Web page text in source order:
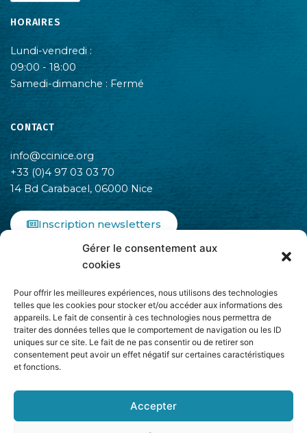
Gérer le consentement aux
cookies
Pour offrir les meilleures expériences, nous utilisons des technologies
telles que les cookies pour stocker et/ou accéder aux informations des
appareils. Le fait de consentir à ces technologies nous permettra de
traiter des données telles que le comportement de navigation ou les ID
uniques sur ce site. Le fait de ne pas consentir ou de retirer son
consentement peut avoir un effet négatif sur certaines caractéristiques
et fonctions.
Accepter
HORAIRES
Lundi-vendredi :
09:00 - 18:00
Samedi-dimanche : Fermé
CONTACT
info@ccinice.org
+33 (0)4 97 03 03 70
14 Bd Carabacel, 06000 Nice
Inscription newsletters
e
b
o
o
k
-
t
a
g
r
a
m
L
i
k
e
d
i
n
n